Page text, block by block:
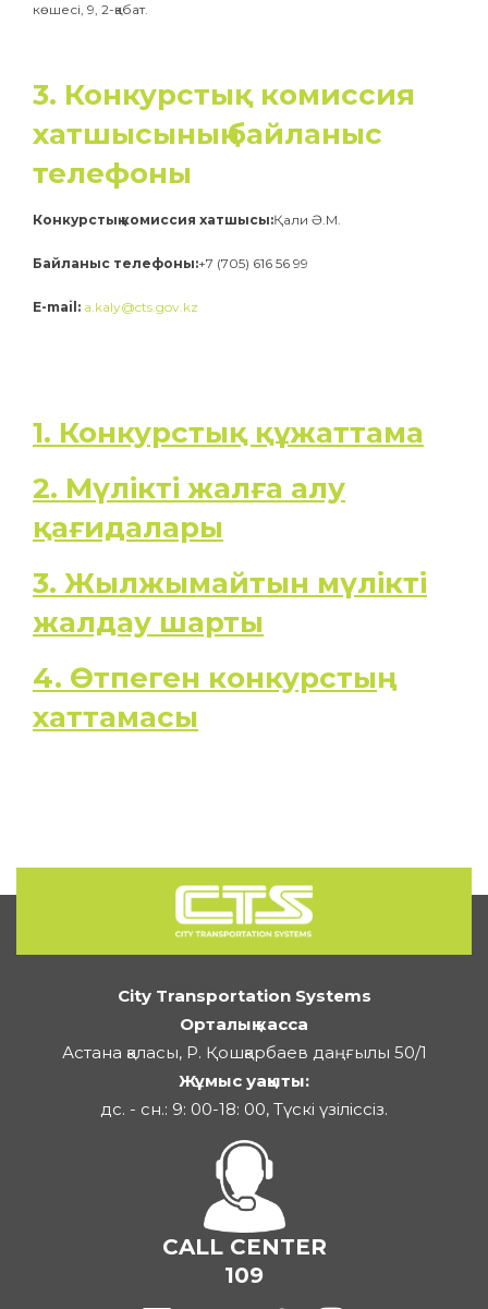
көшесі, 9, 2-қабат.
3. Конкурстық комиссия
хатшысының байланыс
телефоны
Конкурстық комиссия хатшысы:Қали Ә.М.
Байланыс телефоны:+7 (705) 616 56 99
E-mail: a.kaly@cts.gov.kz
1. Конкурстық құжаттама
2. Мүлікті жалға алу
қағидалары
3. Жылжымайтын мүлікті
жалдау шарты
4. Өтпеген конкурстың
хаттамасы
City Transportation Systems
Орталық касса
Астана қаласы, Р. Қошқарбаев даңғылы 50/1
Жұмыс уақыты:
дс. - сн.: 9: 00-18: 00, Түскі үзіліссіз.
CALL CENTER
109